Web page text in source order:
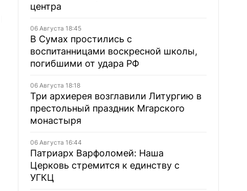
центра
06 Августа 18:45
В Сумах простились с
воспитанницами воскресной школы,
погибшими от удара РФ
06 Августа 18:18
Три архиерея возглавили Литургию в
престольный праздник Мгарского
монастыря
06 Августа 16:44
Патриарх Варфоломей: Наша
Церковь стремится к единству с
УГКЦ